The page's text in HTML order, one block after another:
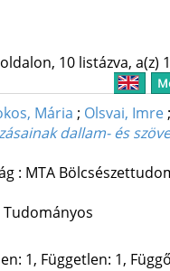
10 listázva, a(z)
Mária ; Olsvai, Imre
dallam- és
: MTA
1, Független: 1,